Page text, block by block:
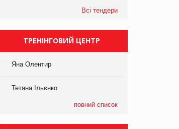
Всі тендери
ТРЕНІНГОВИЙ ЦЕНТР
Яна Олентир
Тетяна Ільєнко
повний список